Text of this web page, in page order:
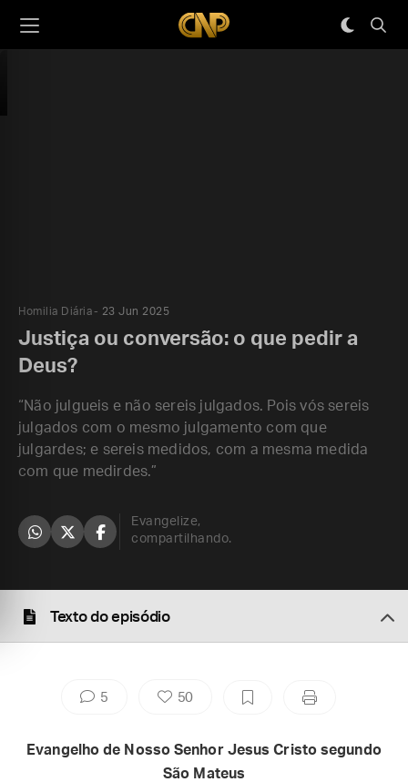
Homilia Diária 23 Jun 2025
Justiça ou conversão: o que pedir a
Deus?
“Não julgueis e não sereis julgados. Pois vós sereis
julgados com o mesmo julgamento com que
julgardes; e sereis medidos, com a mesma medida
com que medirdes.”
Evangelize,
compartilhando.
Texto do episódio
5 50
Evangelho de Nosso Senhor Jesus Cristo segundo
São Mateus